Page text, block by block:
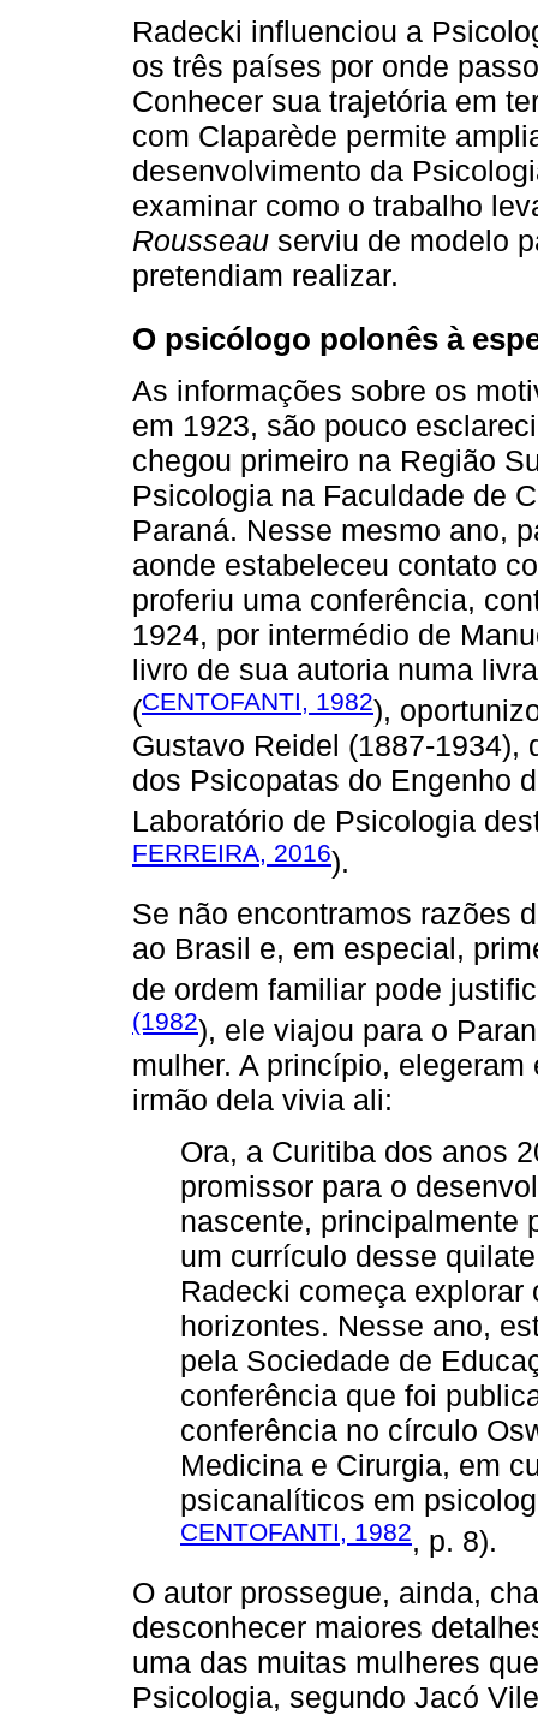
Radecki influenciou a
os três países por onde
Conhecer sua trajetória em
com Claparède permite
desenvolvimento da
examinar como o trabalho
Rousseau serviu de modelo
pretendiam realizar.
O psicólogo polonês à
As informações sobre os
em 1923, são pouco
chegou primeiro na Região
Psicologia na Faculdade de
Paraná. Nesse mesmo ano,
aonde estabeleceu contato
proferiu uma conferência,
1924, por intermédio de
livro de sua autoria numa
(CENTOFANTI, 1982),
Gustavo Reidel (1887-
dos Psicopatas do Engenho
Laboratório de Psicologia
FERREIRA, 2016).
Se não encontramos razões
ao Brasil e, em especial,
de ordem familiar pode
(1982), ele viajou para o
mulher. A princípio,
irmão dela vivia ali:
Ora, a Curitiba dos anos
promissor para o
nascente, principalmente
um currículo desse
Radecki começa
horizontes. Nesse ano,
pela Sociedade de
conferência que foi
conferência no círculo
Medicina e Cirurgia, em
psicanalíticos em
CENTOFANTI, 1982, p. 8).
O autor prossegue, ainda,
desconhecer maiores
uma das muitas mulheres
Psicologia, segundo Jacó